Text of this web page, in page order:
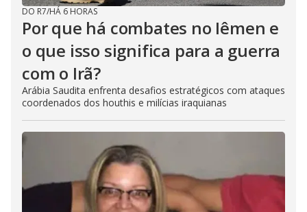
DO R7/HÁ 6 HORAS
Por que há combates no Iêmen e
o que isso significa para a guerra
com o Irã?
Arábia Saudita enfrenta desafios estratégicos com ataques
coordenados dos houthis e milícias iraquianas